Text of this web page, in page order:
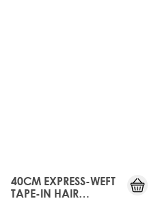
40CM EXPRESS-WEFT
TAPE-IN HAIR